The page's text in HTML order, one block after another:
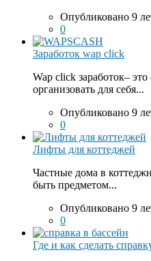
Опубликовано 9
0
Заработок wap click
Wap click заработок–
организовать для себя...
Опубликовано 9
0
Лифты для коттеджей
Частные дома в
быть предметом...
Опубликовано 9
0
Где и как сделать